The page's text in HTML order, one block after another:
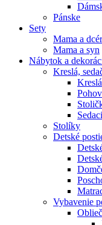
Pánske
Sety
Mama a
Mama a syn
Nábytok a
Kreslá,
Kreslá
Stolíky
Detské
Vybavenie